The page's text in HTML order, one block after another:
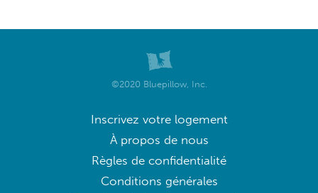
©2020 Bluepillow, Inc.
Inscrivez votre logement
À propos de nous
Règles de confidentialité
Conditions générales